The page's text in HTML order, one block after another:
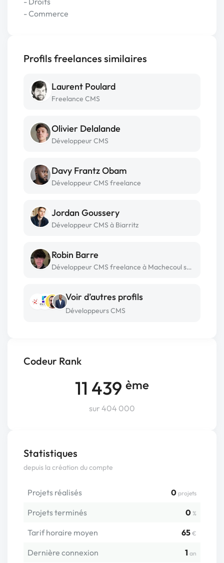
Codeur Rank
11 439 ème
sur 404 000
Statistiques
depuis la création du compte
Projets réalisés 0 projets
Projets terminés 0 %
Tarif horaire moyen 65 €
Dernière connexion 1 an
- Commerce
Profils freelances similaires
Laurent Poulard
Freelance CMS
Olivier Delalande
Développeur CMS
Davy Frantz Obam
Développeur CMS freelance
Jordan Goussery
Développeur CMS à Biarritz
Robin Barre
Développeur CMS freelance à Machecoul saint meme
Voir d’autres profils
Développeurs CMS